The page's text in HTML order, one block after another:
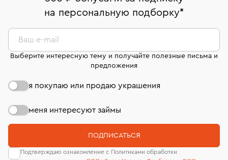
право передумать, если изделие вам не подошло. 7
дней на возврат. Детальные условия возврата
комиссионных украшений и часов смотрите на
странице«Возврат украшений»
На особо ценные изделия получены
сертификаты МГУ и других геммологических
лабораторий
на персональную подборку*
Ваш e-mail
Выберите интересную тему и получайте полезные письма и
предложения
я покупаю или продаю украшения
меня интересуют займы
ПОДПИСАТЬСЯ
Подтверждаю ознакомление с Политиками обработки